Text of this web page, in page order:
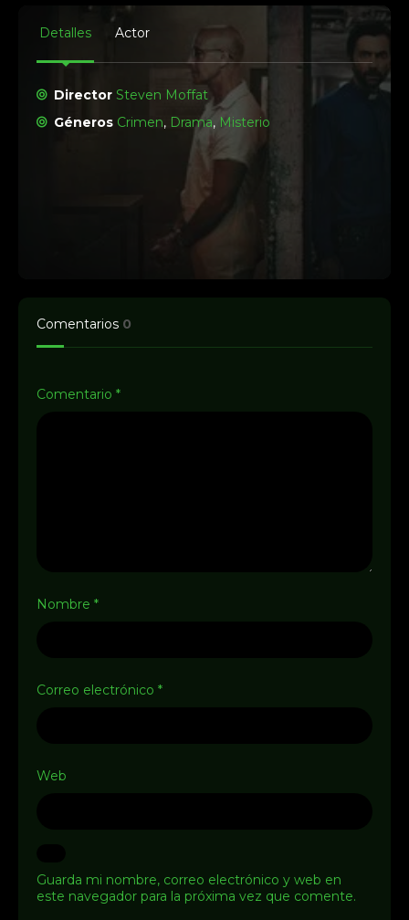
Detalles Actor
Director Steven Moffat
Géneros Crimen, Drama, Misterio
Comentarios 0
Comentario *
Nombre *
Correo electrónico *
Web
Guarda mi nombre, correo electrónico y web en
este navegador para la próxima vez que comente.